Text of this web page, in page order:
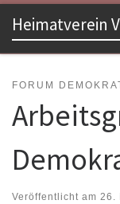
Zum Inhalt springen
Heimatverein
FORUM
Veröffentlicht am 26.